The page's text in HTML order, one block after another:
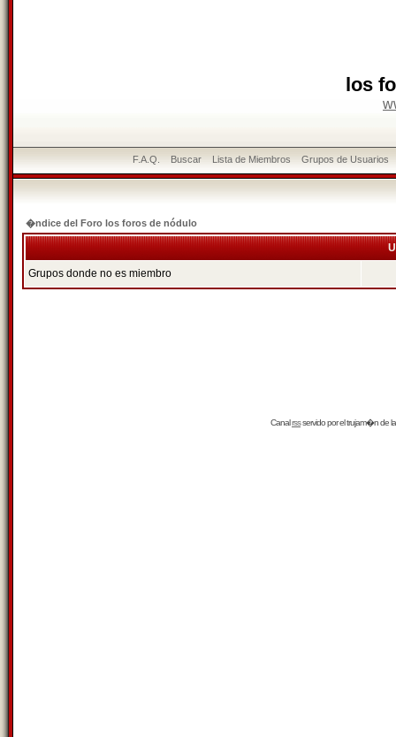
los
F.A.Q. Buscar Lista de Miembros Grupos de Usuarios
�ndice del Foro los foros de nódulo
Grupos donde no es miembro
Canalrssservido por eltrujam�nde